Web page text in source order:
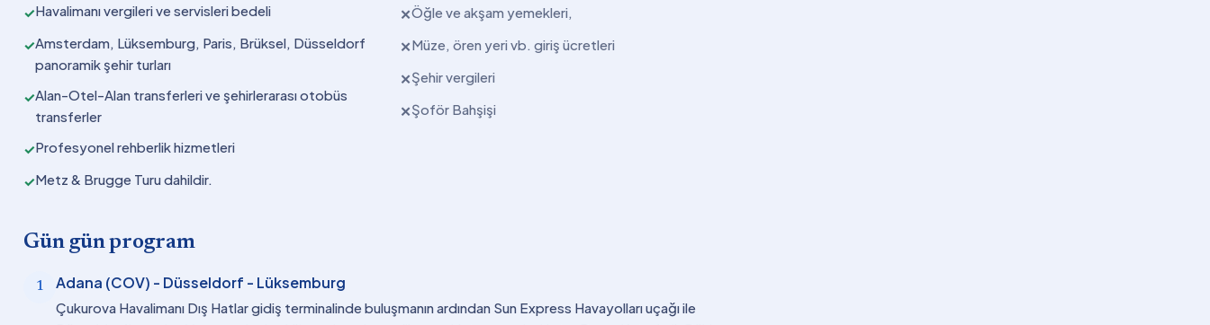
✓Havalimanı vergileri ve servisleri bedeli
✓Amsterdam, Lüksemburg, Paris, Brüksel, Düsseldorf
panoramik şehir turları
✓Alan-Otel-Alan transferleri ve şehirlerarası otobüs
transferler
✓Profesyonel rehberlik hizmetleri
✓Metz & Brugge Turu dahildir.
✕Öğle ve akşam yemekleri,
✕Müze, ören yeri vb. giriş ücretleri
✕Şehir vergileri
✕Şoför Bahşişi
Gün gün program
1 Adana (COV) - Düsseldorf - Lüksemburg
Çukurova Havalimanı Dış Hatlar gidiş terminalinde buluşmanın ardından Sun Express Havayolları uçağı ile